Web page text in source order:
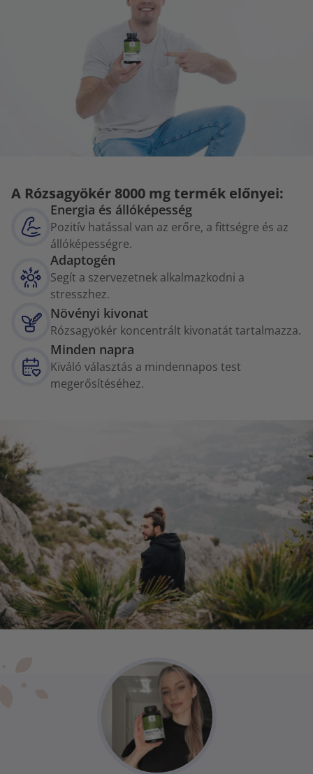
A Rózsagyökér 8000 mg termék előnyei:
Energia és állóképesség
Pozitív hatással van az erőre, a fittségre és az
állóképességre.
Adaptogén
Segít a szervezetnek alkalmazkodni a
stresszhez.
Növényi kivonat
Rózsagyökér koncentrált kivonatát tartalmazza.
Minden napra
Kiváló választás a mindennapos test
megerősítéséhez.